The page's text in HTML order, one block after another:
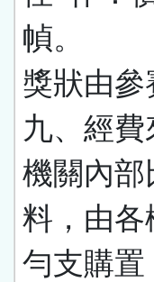
幀。
獎狀由
九、經費
機關內部
料，由各
勻支購置